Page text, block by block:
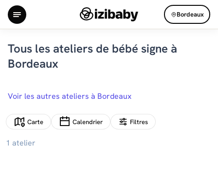
Bordeaux
Tous les ateliers de bébé signe à
Bordeaux
Voir les autres ateliers à Bordeaux
Carte Calendrier Filtres
1 atelier